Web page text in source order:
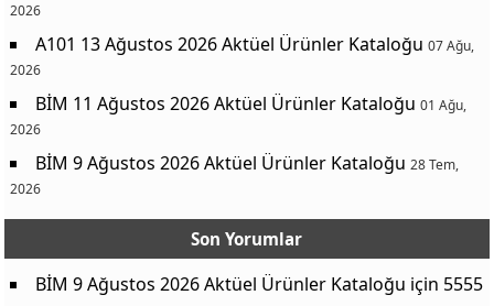
2026
A101 13 Ağustos 2026 Aktüel Ürünler Kataloğu 07 Ağu,
2026
BİM 11 Ağustos 2026 Aktüel Ürünler Kataloğu 01 Ağu,
2026
BİM 9 Ağustos 2026 Aktüel Ürünler Kataloğu 28 Tem,
2026
Son Yorumlar
BİM 9 Ağustos 2026 Aktüel Ürünler Kataloğu için 5555